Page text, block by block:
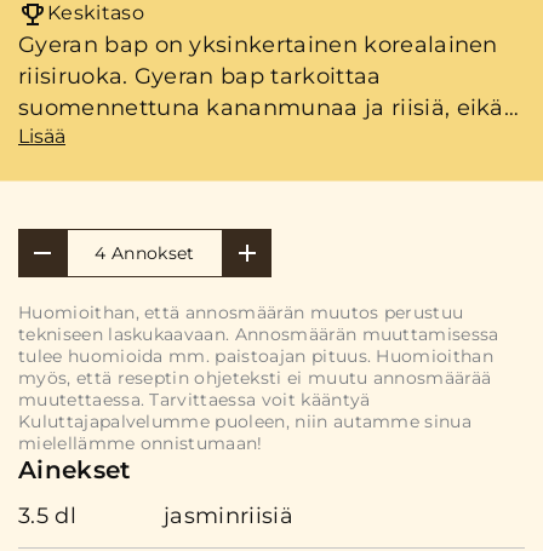
Keskitaso
Gyeran bap on yksinkertainen korealainen
riisiruoka. Gyeran bap tarkoittaa
suomennettuna kananmunaa ja riisiä, eikä
kaikessa yksinkertaisuudessaan paljoa
Lisää
4 Annokset
Huomioithan, että annosmäärän muutos perustuu
tekniseen laskukaavaan. Annosmäärän muuttamisessa
tulee huomioida mm. paistoajan pituus. Huomioithan
myös, että reseptin ohjeteksti ei muutu annosmäärää
muutettaessa. Tarvittaessa voit kääntyä
Kuluttajapalvelumme puoleen, niin autamme sinua
mielellämme onnistumaan!
Ainekset
3.5 dl jasminriisiä